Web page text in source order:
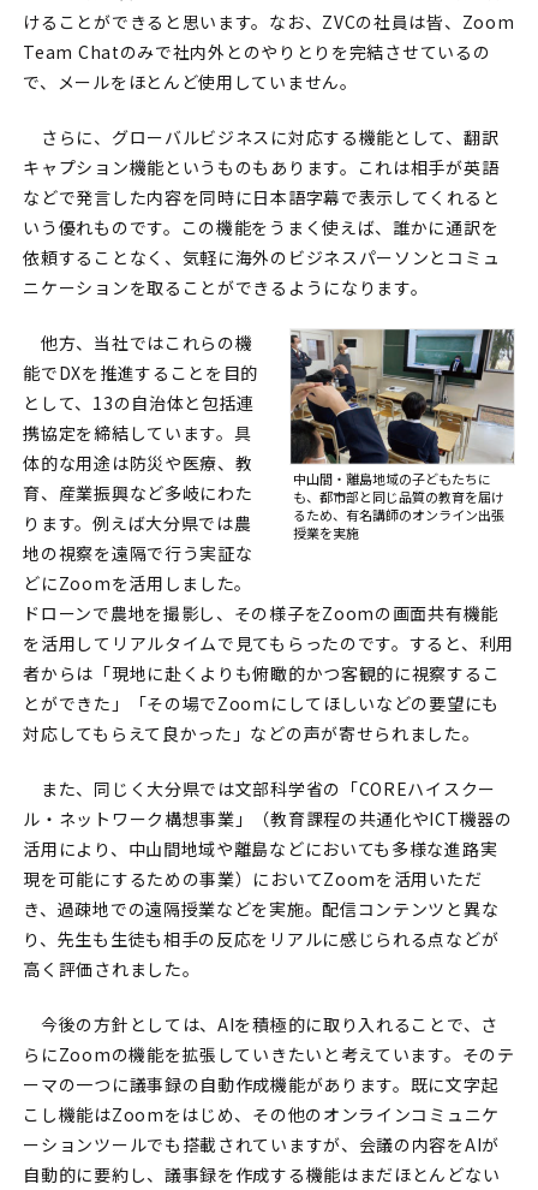
けることができると思います。なお、ZVCの社員は皆、Zoom
Team Chatのみで社内外とのやりとりを完結させているの
で、メールをほとんど使用していません。
さらに、グローバルビジネスに対応する機能として、翻訳
キャプション機能というものもあります。これは相手が英語
などで発言した内容を同時に日本語字幕で表示してくれると
いう優れものです。この機能をうまく使えば、誰かに通訳を
依頼することなく、気軽に海外のビジネスパーソンとコミュ
ニケーションを取ることができるようになります。
中山間・離島地域の子どもたちに
も、都市部と同じ品質の教育を届け
るため、有名講師のオンライン出張
授業を実施
他方、当社ではこれらの機
能でDXを推進することを目的
として、13の自治体と包括連
携協定を締結しています。具
体的な用途は防災や医療、教
育、産業振興など多岐にわた
ります。例えば大分県では農
地の視察を遠隔で行う実証な
どにZoomを活用しました。
ドローンで農地を撮影し、その様子をZoomの画面共有機能
を活用してリアルタイムで見てもらったのです。すると、利用
者からは「現地に赴くよりも俯瞰的かつ客観的に視察するこ
とができた」「その場でZoomにしてほしいなどの要望にも
対応してもらえて良かった」などの声が寄せられました。
また、同じく大分県では文部科学省の「COREハイスクー
ル・ネットワーク構想事業」（教育課程の共通化やICT機器の
活用により、中山間地域や離島などにおいても多様な進路実
現を可能にするための事業）においてZoomを活用いただ
き、過疎地での遠隔授業などを実施。配信コンテンツと異な
り、先生も生徒も相手の反応をリアルに感じられる点などが
高く評価されました。
今後の方針としては、AIを積極的に取り入れることで、さ
らにZoomの機能を拡張していきたいと考えています。そのテ
ーマの一つに議事録の自動作成機能があります。既に文字起
こし機能はZoomをはじめ、その他のオンラインコミュニケ
ーションツールでも搭載されていますが、会議の内容をAIが
自動的に要約し、議事録を作成する機能はまだほとんどない